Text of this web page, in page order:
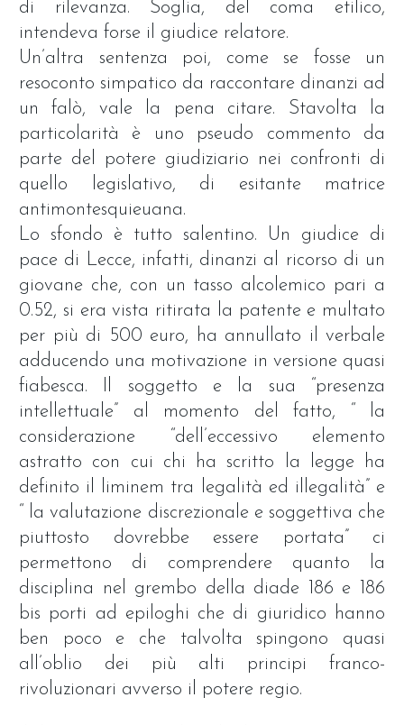
di rilevanza. Soglia, del coma etilico,
intendeva forse il giudice relatore.
Un’altra sentenza poi, come se fosse un
resoconto simpatico da raccontare dinanzi ad
un falò, vale la pena citare. Stavolta la
particolarità è uno pseudo commento da
parte del potere giudiziario nei confronti di
quello legislativo, di esitante matrice
antimontesquieuana.
Lo sfondo è tutto salentino. Un giudice di
pace di Lecce, infatti, dinanzi al ricorso di un
giovane che, con un tasso alcolemico pari a
0.52, si era vista ritirata la patente e multato
per più di 500 euro, ha annullato il verbale
adducendo una motivazione in versione quasi
fiabesca. Il soggetto e la sua “presenza
intellettuale” al momento del fatto, “ la
considerazione “dell’eccessivo elemento
astratto con cui chi ha scritto la legge ha
definito il liminem tra legalità ed illegalità” e
“ la valutazione discrezionale e soggettiva che
piuttosto dovrebbe essere portata” ci
permettono di comprendere quanto la
disciplina nel grembo della diade 186 e 186
bis porti ad epiloghi che di giuridico hanno
ben poco e che talvolta spingono quasi
all’oblio dei più alti principi franco-
rivoluzionari avverso il potere regio.